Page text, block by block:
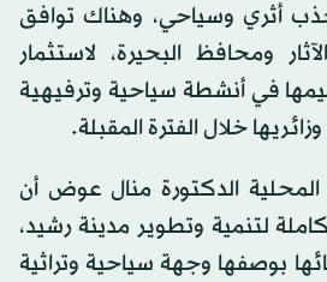
أثري وسياحي، وهناك توافق
ومحافظ البحيرة، لاستثمار
في أنشطة سياحية وترفيهية
خلال الفترة المقبلة.
المحلية الدكتورة منال عوض أن
لتنمية وتطوير مدينة رشيد،
بوصفها وجهة سياحية وتراثية